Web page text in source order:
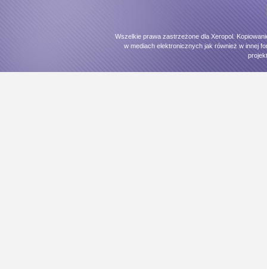
Wszelkie prawa zastrzeżone dla Xeropol.
w mediach elektronicznych jak również w innej